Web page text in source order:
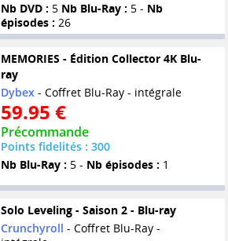
Nb DVD : 5 Nb Blu-Ray : 5 - Nb
épisodes : 26
MEMORIES - Édition Collector 4K Blu-
ray
Dybex- Coffret Blu-Ray - intégrale
59.95 €
Précommande
Points fidelités : 300
Nb Blu-Ray : 5 - Nb épisodes : 1
Solo Leveling - Saison 2 - Blu-ray
Crunchyroll - Coffret Blu-Ray -